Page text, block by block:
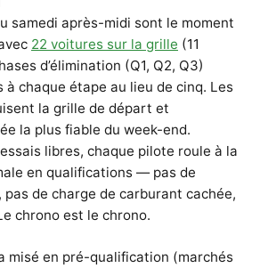
samedi après-midi sont le moment
22 voitures sur la grille (11
d’élimination (Q1, Q2, Q3)
chaque étape au lieu de cinq. Les
la grille de départ et
la plus fiable du week-end.
libres, chaque pilote roule à la
en qualifications — pas de
de charge de carburant cachée,
chrono est le chrono.
misé en pré-qualification (marchés